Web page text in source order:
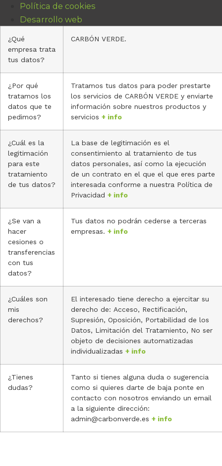
Política de cookies
Desarrollo web
¿Qué
empresa trata
tus datos?
CARBÓN VERDE.
¿Por qué
tratamos los
datos que te
pedimos?
Tratamos tus datos para poder prestarte
los servicios de CARBÓN VERDE y enviarte
información sobre nuestros productos y
servicios + info
¿Cuál es la
legitimación
para este
tratamiento
de tus datos?
La base de legitimación es el
consentimiento al tratamiento de tus
datos personales, así como la ejecución
de un contrato en el que el que eres parte
interesada conforme a nuestra Política de
Privacidad + info
¿Se van a
hacer
cesiones o
transferencias
con tus
datos?
Tus datos no podrán cederse a terceras
empresas. + info
¿Cuáles son
mis
derechos?
El interesado tiene derecho a ejercitar su
derecho de: Acceso, Rectificación,
Supresión, Oposición, Portabilidad de los
Datos, Limitación del Tratamiento, No ser
objeto de decisiones automatizadas
individualizadas + info
¿Tienes
dudas?
Tanto si tienes alguna duda o sugerencia
como si quieres darte de baja ponte en
contacto con nosotros enviando un email
a la siguiente dirección:
admin@carbonverde.es + info